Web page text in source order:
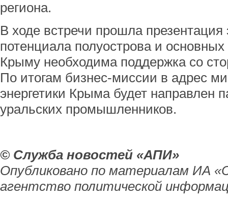
региона.
В ходе встречи прошла презентация
потенциала полуострова и
Крыму необходима поддержка со
По итогам бизнес-миссии в адрес
энергетики Крыма будет направлен
уральских промышленников.
© Служба новостей «АПИ»
Опубликовано по материалам ИА
агентство политической